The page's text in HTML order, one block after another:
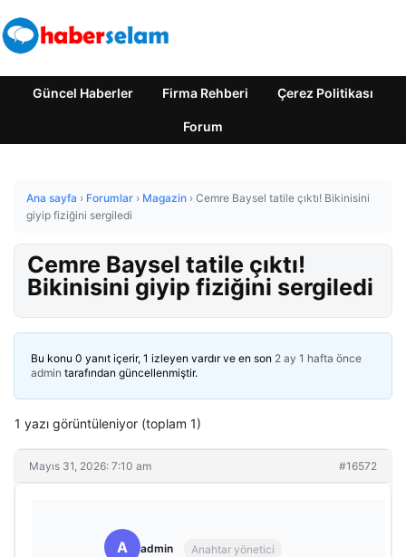
Güncel Haberler Firma Rehberi Çerez Politikası
Forum
Ana sayfa › Forumlar › Magazin › Cemre Baysel tatile çıktı! Bikinisini
giyip fiziğini sergiledi
Cemre Baysel tatile çıktı!
Bikinisini giyip fiziğini sergiledi
Bu konu 0 yanıt içerir, 1 izleyen vardır ve en son 2 ay 1 hafta önce
admin tarafından güncellenmiştir.
1 yazı görüntüleniyor (toplam 1)
Mayıs 31, 2026: 7:10 am #16572
A admin Anahtar yönetici